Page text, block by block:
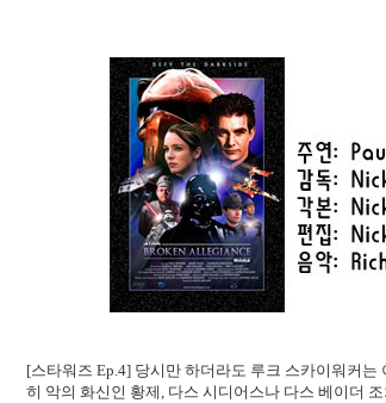
[스타워즈 Ep.4] 당시만 하더라도 루크 스카이워커
히 악의 화신인 황제, 다스 시디어스나 다스 베이더